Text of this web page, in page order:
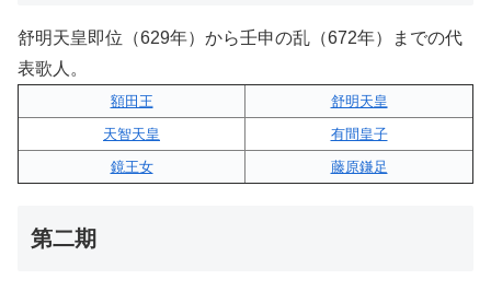
舒明天皇即位（629年）から壬申の乱（672年）までの代
表歌人。
額田王
舒明天皇
天智天皇
有間皇子
鏡王女
藤原鎌足
第二期